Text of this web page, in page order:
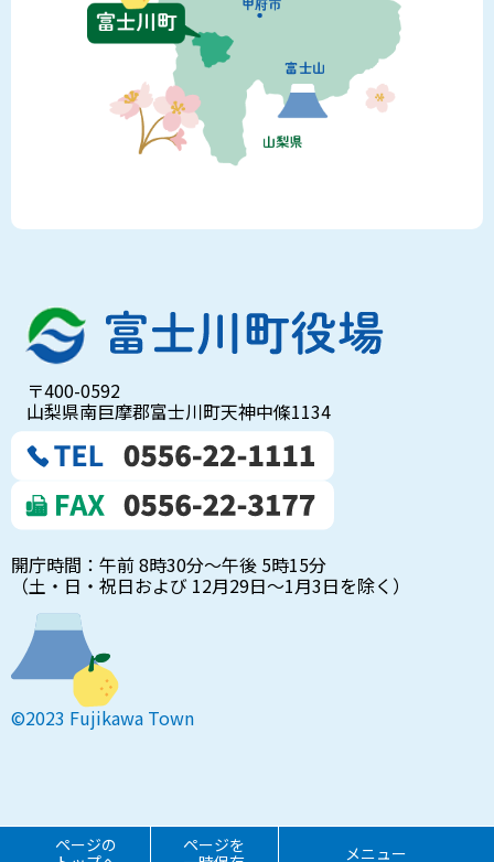
ページの
ページを
メニュー
〒400-0592
山梨県南巨摩郡富士川町天神中條1134
開庁時間：午前 8時30分～午後 5時15分
（土・日・祝日および 12月29日～1月3日を除く）
©2023 Fujikawa Town